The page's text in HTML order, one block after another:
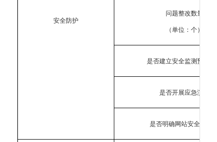
安全防护
问题整改数量
（单位：个）
是否建立安全监测预警机
是否开展应急演练
是否明确网站安全责任